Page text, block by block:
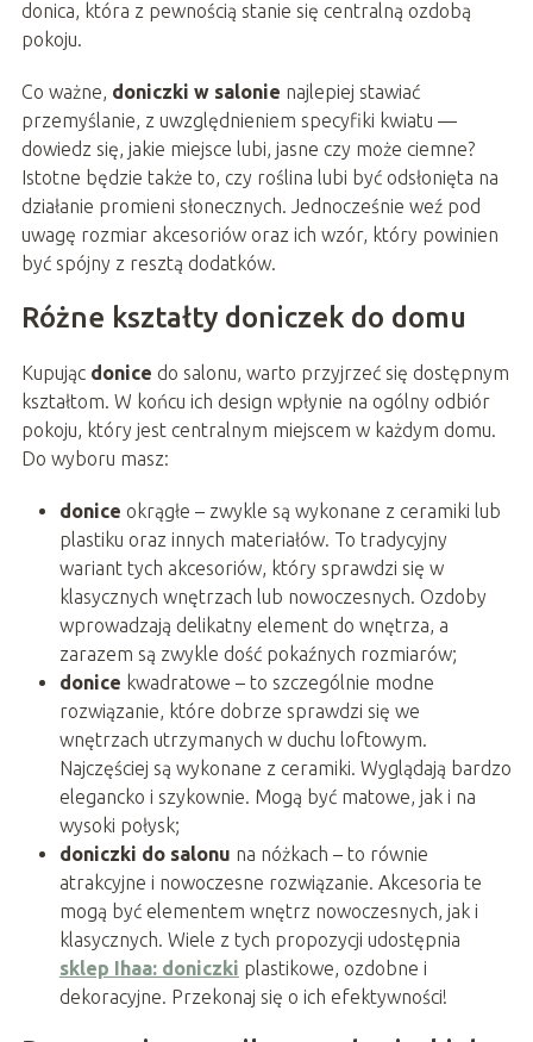
donica, która z pewnością stanie się centralną ozdobą
pokoju.
Co ważne, doniczki w salonie najlepiej stawiać
przemyślanie, z uwzględnieniem specyfiki kwiatu —
dowiedz się, jakie miejsce lubi, jasne czy może ciemne?
Istotne będzie także to, czy roślina lubi być odsłonięta na
działanie promieni słonecznych. Jednocześnie weź pod
uwagę rozmiar akcesoriów oraz ich wzór, który powinien
być spójny z resztą dodatków.
Różne kształty doniczek do domu
Kupując donice do salonu, warto przyjrzeć się dostępnym
kształtom. W końcu ich design wpłynie na ogólny odbiór
pokoju, który jest centralnym miejscem w każdym domu.
Do wyboru masz:
donice okrągłe – zwykle są wykonane z ceramiki lub
plastiku oraz innych materiałów. To tradycyjny
wariant tych akcesoriów, który sprawdzi się w
klasycznych wnętrzach lub nowoczesnych. Ozdoby
wprowadzają delikatny element do wnętrza, a
zarazem są zwykle dość pokaźnych rozmiarów;
donice kwadratowe – to szczególnie modne
rozwiązanie, które dobrze sprawdzi się we
wnętrzach utrzymanych w duchu loftowym.
Najczęściej są wykonane z ceramiki. Wyglądają bardzo
elegancko i szykownie. Mogą być matowe, jak i na
wysoki połysk;
doniczki do salonu na nóżkach – to równie
atrakcyjne i nowoczesne rozwiązanie. Akcesoria te
mogą być elementem wnętrz nowoczesnych, jak i
klasycznych. Wiele z tych propozycji udostępnia
sklep Ihaa: doniczki plastikowe, ozdobne i
dekoracyjne. Przekonaj się o ich efektywności!